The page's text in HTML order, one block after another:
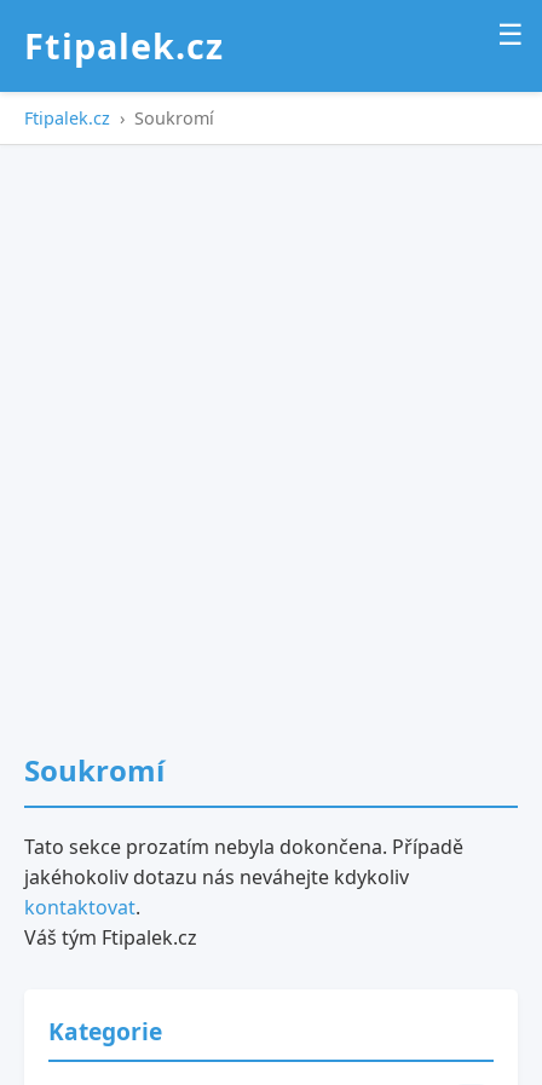
Ftipalek.cz ☰
Ftipalek.cz › Soukromí
Soukromí
Tato sekce prozatím nebyla dokončena. Případě
jakéhokoliv dotazu nás neváhejte kdykoliv
kontaktovat.
Váš tým Ftipalek.cz
Kategorie